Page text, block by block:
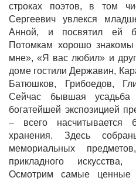
строках поэтов, в том
Сергеевич увлекся
Анной, и посвятил ей
Потомкам хорошо
мне», «Я вас любил» и
доме гостили Державин,
Батюшков, Грибоедов,
Сейчас бывшая усадьба
богатейшей экспозицией
– всего насчитывается
хранения. Здесь
мемориальных
прикладного
Осмотрим самые ценные